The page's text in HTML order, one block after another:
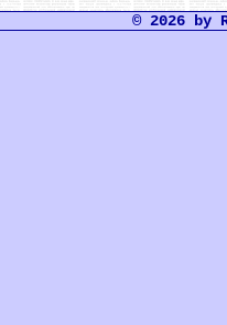
© 2026 by